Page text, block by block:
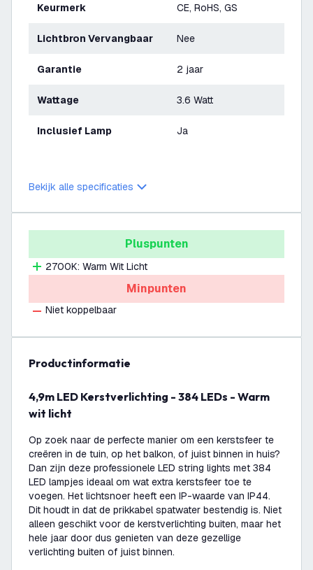
Keurmerk CE, RoHS, GS
Lichtbron Vervangbaar Nee
Garantie 2 jaar
Wattage 3.6 Watt
Inclusief Lamp Ja
Bekijk alle specificaties
Pluspunten
2700K: Warm Wit Licht
Minpunten
Niet koppelbaar
productinformatie
4,9m LED Kerstverlichting - 384 LEDs - Warm
wit licht
Op zoek naar de perfecte manier om een kerstsfeer te
creëren in de tuin, op het balkon, of juist binnen in huis?
Dan zijn deze professionele LED string lights met 384
LED lampjes ideaal om wat extra kerstsfeer toe te
voegen. Het lichtsnoer heeft een IP-waarde van IP44.
Dit houdt in dat de prikkabel spatwater bestendig is. Niet
alleen geschikt voor de kerstverlichting buiten, maar het
hele jaar door dus genieten van deze gezellige
verlichting buiten of juist binnen.